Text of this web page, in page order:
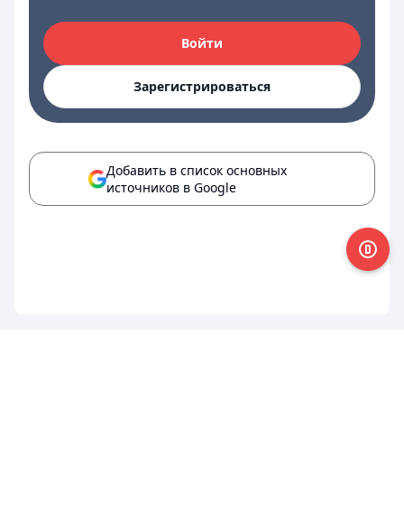
Войти
Зарегистрироваться
Добавить в список основных
источников в Google